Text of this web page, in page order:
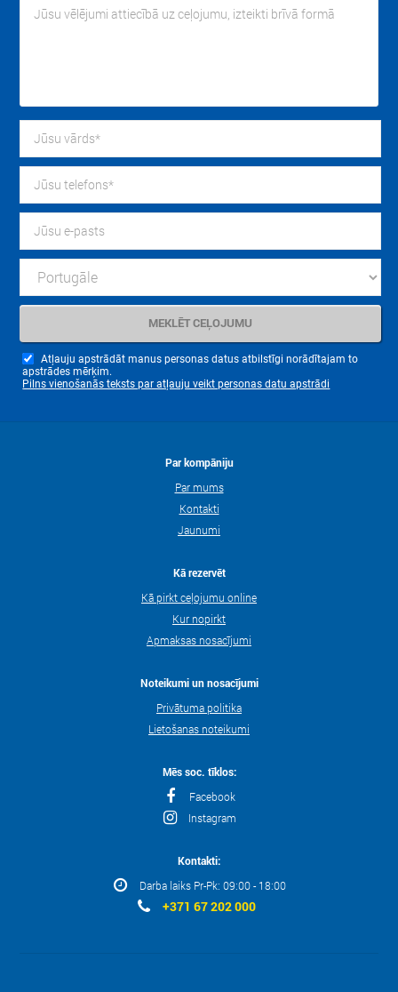
Atļauju apstrādāt manus personas datus atbilstīgi norādītajam to
apstrādes mērķim.
Pilns vienošanās teksts par atļauju veikt personas datu apstrādi
Par kompāniju
Par mums
Kontakti
Jaunumi
Kā rezervēt
Kā pirkt ceļojumu online
Kur nopirkt
Apmaksas nosacījumi
Noteikumi un nosacījumi
Privātuma politika
Lietošanas noteikumi
Mēs soc. tīklos:
Facebook
Instagram
Kontakti:
Darba laiks Pr-Pk: 09:00 - 18:00
+371 67 202 000